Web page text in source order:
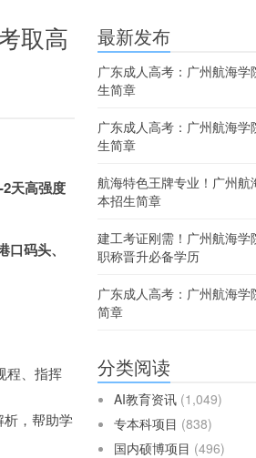
取高
天高强度
码头、
程、指挥
，帮助学
最新发布
广东成人高考：广州航海学
生简章
广东成人高考：广州航海学
生简章
航海特色王牌专业！广州
本招生简章
建工考证刚需！广州航海学
职称晋升必备学历
广东成人高考：广州航海学
简章
分类阅读
AI教育资讯 (1,049)
专本科项目 (838)
国内硕博项目 (496)